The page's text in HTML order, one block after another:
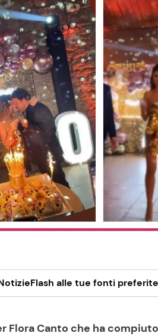
e Turismo
alle tue fonti
Flora Canto che ha